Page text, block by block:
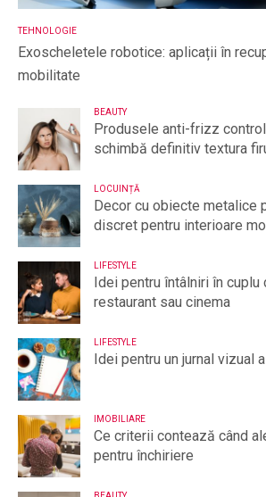
TEHNOLOGIE
Exoscheletele robotice: aplicații în
mobilitate
BEAUTY
Produsele anti-frizz
schimbă definitiv textura
LOCUINȚĂ
Decor cu obiecte metalice
discret pentru interioare
LIFESTYLE
Idei pentru întâlniri în cuplu
restaurant sau cinema
LIFESTYLE
Idei pentru un jurnal vizual
IMOBILIARE
Ce criterii contează când
pentru închiriere